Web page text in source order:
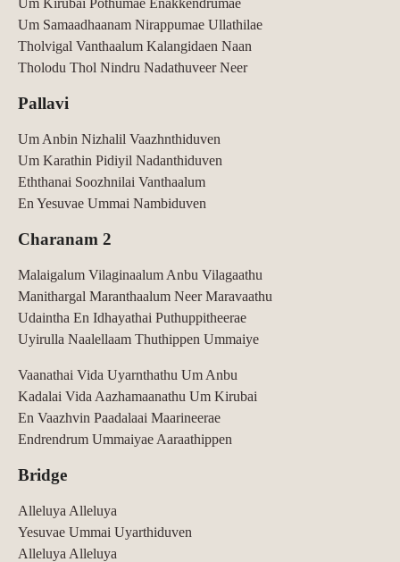
Um Kirubai Pothumae Enakkendrumae
Um Samaadhaanam Nirappumae Ullathilae
Tholvigal Vanthaalum Kalangidaen Naan
Tholodu Thol Nindru Nadathuveer Neer
Pallavi
Um Anbin Nizhalil Vaazhnthiduven
Um Karathin Pidiyil Nadanthiduven
Eththanai Soozhnilai Vanthaalum
En Yesuvae Ummai Nambiduven
Charanam 2
Malaigalum Vilaginaalum Anbu Vilagaathu
Manithargal Maranthaalum Neer Maravaathu
Udaintha En Idhayathai Puthuppitheerae
Uyirulla Naalellaam Thuthippen Ummaiye
Vaanathai Vida Uyarnthathu Um Anbu
Kadalai Vida Aazhamaanathu Um Kirubai
En Vaazhvin Paadalaai Maarineerae
Endrendrum Ummaiyae Aaraathippen
Bridge
Alleluya Alleluya
Yesuvae Ummai Uyarthiduven
Alleluya Alleluya